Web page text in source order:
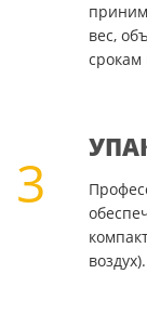
вес,
3
воздух).